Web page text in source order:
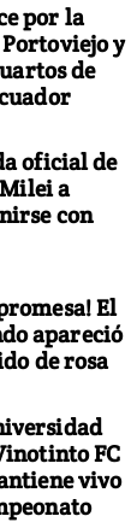
por la
y
de
oficial de
a
con
El
apareció
de rosa
FC
vivo